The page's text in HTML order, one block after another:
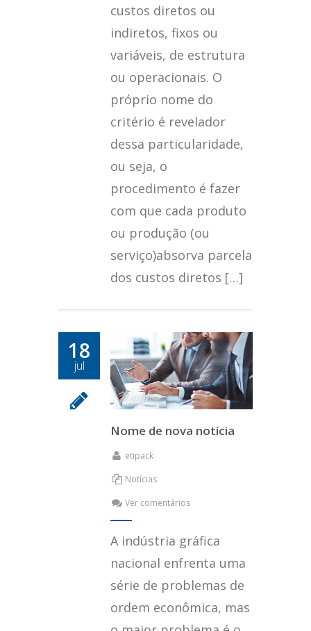
custos diretos ou
indiretos, fixos ou
variáveis, de estrutura
ou operacionais. O
próprio nome do
critério é revelador
dessa particularidade,
ou seja, o
procedimento é fazer
com que cada produto
ou produção (ou
serviço)absorva parcela
dos custos diretos […]
18
jul
Nome de nova notícia
etipack
Notícias
Ver comentários
A indústria gráfica
nacional enfrenta uma
série de problemas de
ordem econômica, mas